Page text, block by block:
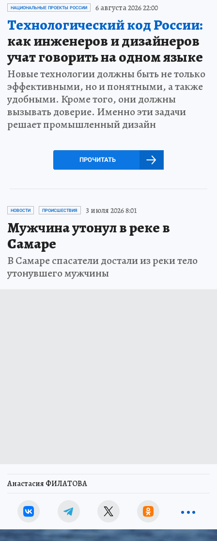
НАЦИОНАЛЬНЫЕ ПРОЕКТЫ РОССИИ 6 августа 2026 22:00
Технологический код России:
как инженеров и дизайнеров
учат говорить на одном языке
Новые технологии должны быть не только
эффективными, но и понятными, а также
удобными. Кроме того, они должны
вызывать доверие. Именно эти задачи
решает промышленный дизайн
ПРОЧИТАТЬ
НОВОСТИ ПРОИСШЕСТВИЯ 3 июля 2026 8:01
Мужчина утонул в реке в
Самаре
В Самаре спасатели достали из реки тело
утонувшего мужчины
Анастасия ФИЛАТОВА